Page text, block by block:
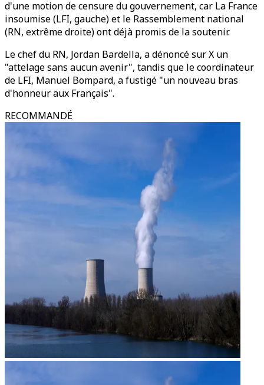
d'une motion de censure du gouvernement, car La France
insoumise (LFI, gauche) et le Rassemblement national
(RN, extrême droite) ont déjà promis de la soutenir.
Le chef du RN, Jordan Bardella, a dénoncé sur X un
"attelage sans aucun avenir", tandis que le coordinateur
de LFI, Manuel Bompard, a fustigé "un nouveau bras
d'honneur aux Français".
RECOMMANDÉ